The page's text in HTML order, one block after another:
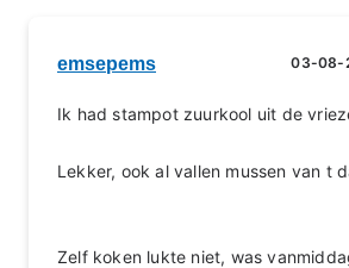
emsepems 03-08-
Ik had stampot zuurkool uit de
Lekker, ook al vallen mussen van t
Zelf koken lukte niet, was